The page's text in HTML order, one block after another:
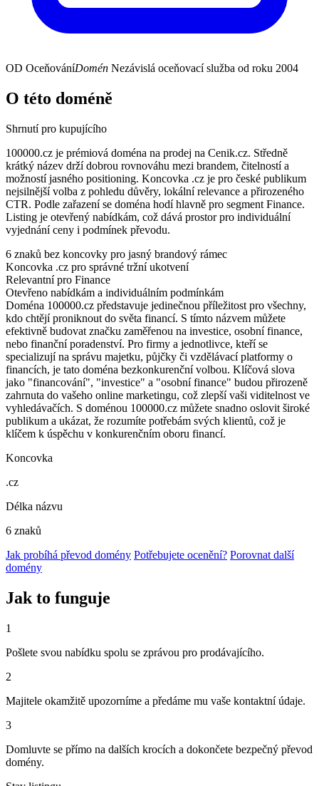
OD OceňováníDomén Nezávislá oceňovací služba od roku 2004
O této doméně
Shrnutí pro kupujícího
100000.cz je prémiová doména na prodej na Cenik.cz. Středně
krátký název drží dobrou rovnováhu mezi brandem, čitelností a
možností jasného positioning. Koncovka .cz je pro české publikum
nejsilnější volba z pohledu důvěry, lokální relevance a přirozeného
CTR. Podle zařazení se doména hodí hlavně pro segment Finance.
Listing je otevřený nabídkám, což dává prostor pro individuální
vyjednání ceny i podmínek převodu.
6 znaků bez koncovky pro jasný brandový rámec
Koncovka .cz pro správné tržní ukotvení
Relevantní pro Finance
Otevřeno nabídkám a individuálním podmínkám
Doména 100000.cz představuje jedinečnou příležitost pro všechny,
kdo chtějí proniknout do světa financí. S tímto názvem můžete
efektivně budovat značku zaměřenou na investice, osobní finance,
nebo finanční poradenství. Pro firmy a jednotlivce, kteří se
specializují na správu majetku, půjčky či vzdělávací platformy o
financích, je tato doména bezkonkurenční volbou. Klíčová slova
jako "financování", "investice" a "osobní finance" budou přirozeně
zahrnuta do vašeho online marketingu, což zlepší vaši viditelnost ve
vyhledávačích. S doménou 100000.cz můžete snadno oslovit široké
publikum a ukázat, že rozumíte potřebám svých klientů, což je
klíčem k úspěchu v konkurenčním oboru financí.
Koncovka
.cz
Délka názvu
6 znaků
Jak probíhá převod domény Potřebujete ocenění? Porovnat další
domény
Jak to funguje
1
Pošlete svou nabídku spolu se zprávou pro prodávajícího.
2
Majitele okamžitě upozorníme a předáme mu vaše kontaktní údaje.
3
Domluvte se přímo na dalších krocích a dokončete bezpečný převod
domény.